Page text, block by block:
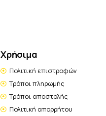
Χρήσιμα
Πολιτική επιστροφών
Τρόποι πληρωμής
Τρόποι αποστολής
Πολιτική απορρήτου